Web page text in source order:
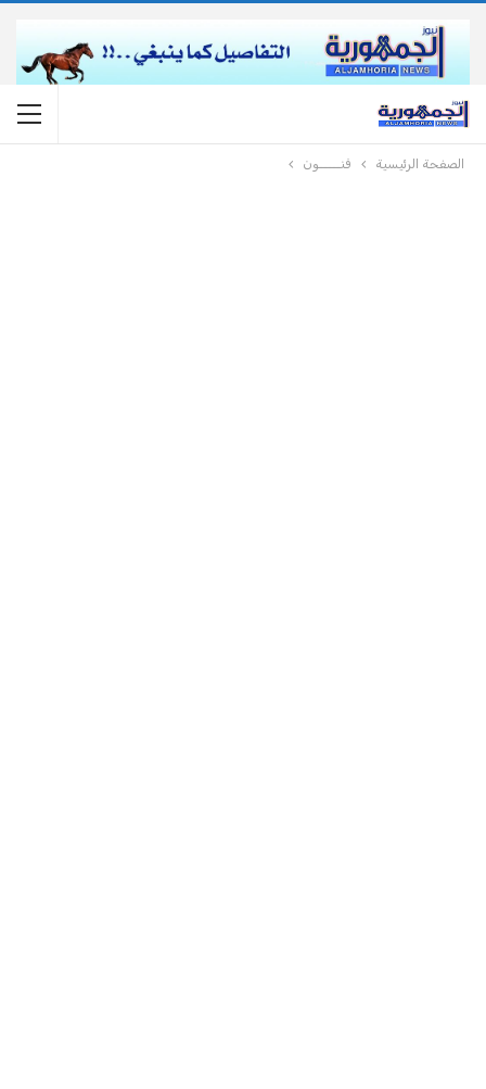
الصفحة الرئيسية فنـــــون